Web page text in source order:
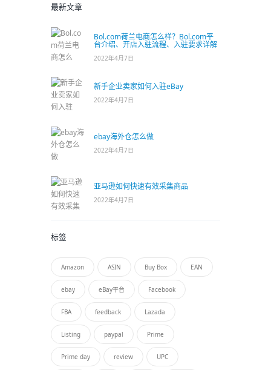
最新文章
Bol.com荷兰电商怎么样？Bol.com平
台介绍、开店入驻流程、入驻要求详解
2022年4月7日
新手企业卖家如何入驻eBay
2022年4月7日
ebay海外仓怎么做
2022年4月7日
亚马逊如何快速有效采集商品
2022年4月7日
标签
Amazon ASIN Buy Box EAN
ebay eBay平台 Facebook
FBA feedback Lazada
Listing paypal Prime
Prime day review UPC